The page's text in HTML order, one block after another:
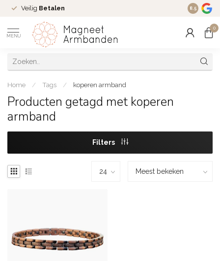
Veilig Betalen Ruim 16
8.5
MENU
0
Home / Tags / koperen armband
Producten getagd met koperen
armband
Filters